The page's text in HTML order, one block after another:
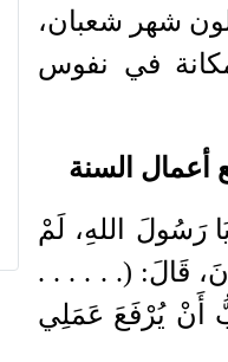
شهر شعبان،
في نفوس
رَسُولَ اللهِ، لَمْ
قَالَ: (. . . . . .
أَنْ يُرْفَعَ عَمَلِي